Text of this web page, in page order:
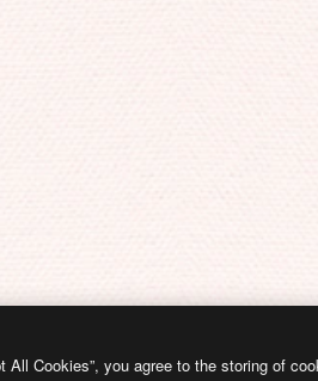
All Cookies”, you agree to the storing of